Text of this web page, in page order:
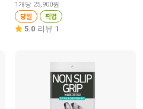
1개당 25,900원
당일 픽업
5.0 리뷰 1